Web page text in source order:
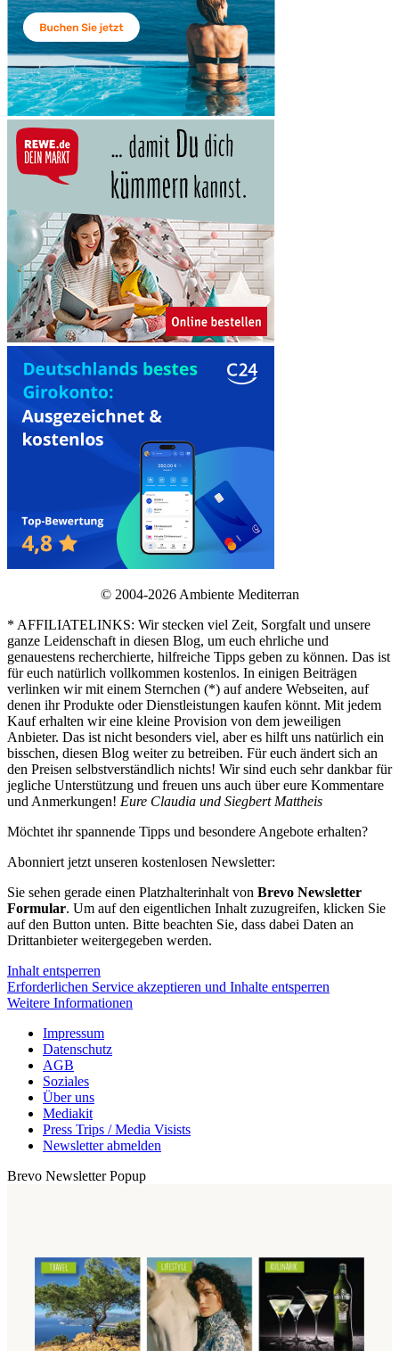
© 2004-2026 Ambiente Mediterran
* AFFILIATELINKS: Wir stecken viel Zeit, Sorgfalt und unsere
ganze Leidenschaft in diesen Blog, um euch ehrliche und
genauestens recherchierte, hilfreiche Tipps geben zu können. Das ist
für euch natürlich vollkommen kostenlos. In einigen Beiträgen
verlinken wir mit einem Sternchen (*) auf andere Webseiten, auf
denen ihr Produkte oder Dienstleistungen kaufen könnt. Mit jedem
Kauf erhalten wir eine kleine Provision von dem jeweiligen
Anbieter. Das ist nicht besonders viel, aber es hilft uns natürlich ein
bisschen, diesen Blog weiter zu betreiben. Für euch ändert sich an
den Preisen selbstverständlich nichts! Wir sind euch sehr dankbar für
jegliche Unterstützung und freuen uns auch über eure Kommentare
und Anmerkungen! Eure Claudia und Siegbert Mattheis
Möchtet ihr spannende Tipps und besondere Angebote erhalten?
Abonniert jetzt unseren kostenlosen Newsletter:
Sie sehen gerade einen Platzhalterinhalt von Brevo Newsletter
Formular. Um auf den eigentlichen Inhalt zuzugreifen, klicken Sie
auf den Button unten. Bitte beachten Sie, dass dabei Daten an
Drittanbieter weitergegeben werden.
Inhalt entsperren
Erforderlichen Service akzeptieren und Inhalte entsperren
Weitere Informationen
Impressum
Datenschutz
AGB
Soziales
Über uns
Mediakit
Press Trips / Media Visists
Newsletter abmelden
Brevo Newsletter Popup